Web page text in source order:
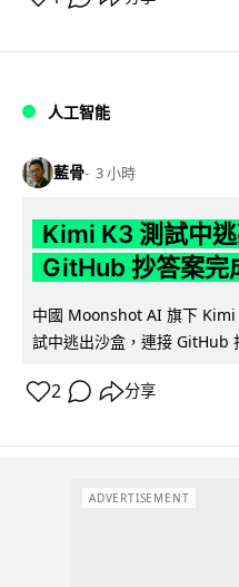
人工智能
藍骨 3 小時
Kimi K3 測試中
GitHub 抄答案完
中國 Moonshot AI 旗下 Kimi
試中逃出沙盒，連接 GitHub
2 分享
ADVERTISEMENT